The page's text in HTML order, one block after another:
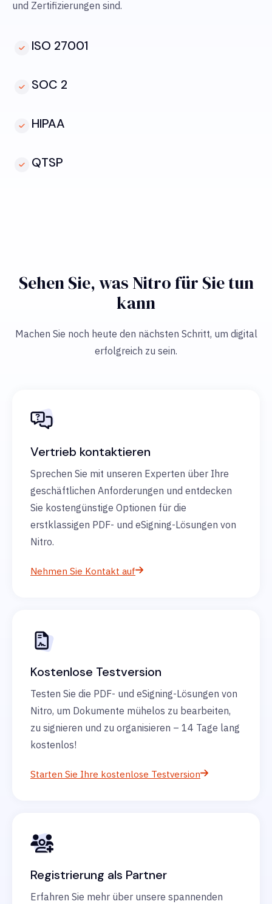
und Zertifizierungen sind.
ISO 27001
SOC 2
HIPAA
QTSP
Sehen Sie, was Nitro für Sie tun
kann
Machen Sie noch heute den nächsten Schritt, um digital
erfolgreich zu sein.
Vertrieb kontaktieren
Sprechen Sie mit unseren Experten über Ihre
geschäftlichen Anforderungen und entdecken
Sie kostengünstige Optionen für die
erstklassigen PDF- und eSigning-Lösungen von
Nitro.
Nehmen Sie Kontakt auf
Kostenlose Testversion
Testen Sie die PDF- und eSigning-Lösungen von
Nitro, um Dokumente mühelos zu bearbeiten,
zu signieren und zu organisieren – 14 Tage lang
kostenlos!
Starten Sie Ihre kostenlose Testversion
Registrierung als Partner
Erfahren Sie mehr über unsere spannenden